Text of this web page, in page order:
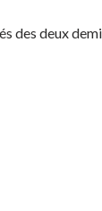
des deux